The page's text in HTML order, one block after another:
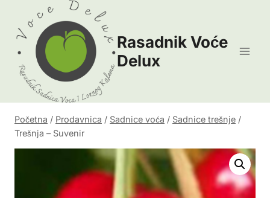
content
Rasadnik Voće
Delux
Početna / Prodavnica / Sadnice voća / Sadnice trešnje /
Trešnja – Suvenir